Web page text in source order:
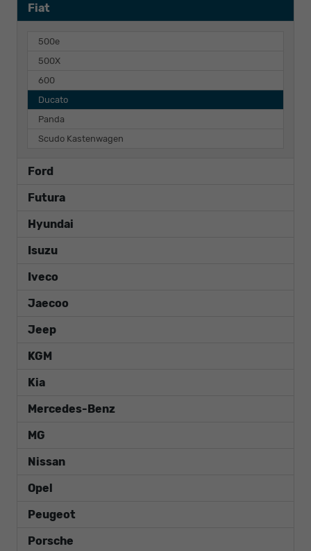
Fiat
500e
500X
600
Ducato
Panda
Scudo Kastenwagen
Ford
Futura
Hyundai
Isuzu
Iveco
Jaecoo
Jeep
KGM
Kia
Mercedes-Benz
MG
Nissan
Opel
Peugeot
Porsche